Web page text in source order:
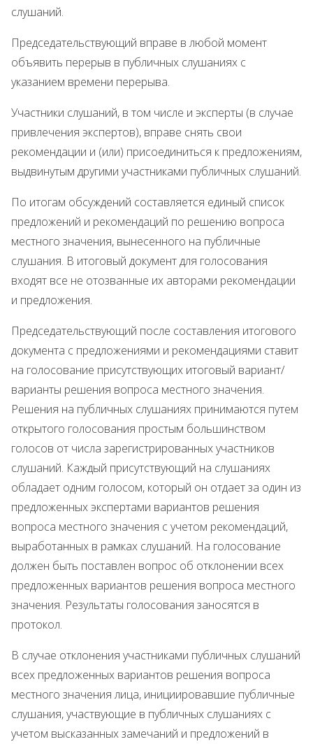
слушаний.
Председательствующий вправе в любой момент
объявить перерыв в публичных слушаниях с
указанием времени перерыва.
Участники слушаний, в том числе и эксперты (в случае
привлечения экспертов), вправе снять свои
рекомендации и (или) присоединиться к предложениям,
выдвинутым другими участниками публичных слушаний.
По итогам обсуждений составляется единый список
предложений и рекомендаций по решению вопроса
местного значения, вынесенного на публичные
слушания. В итоговый документ для голосования
входят все не отозванные их авторами рекомендации
и предложения.
Председательствующий после составления итогового
документа с предложениями и рекомендациями ставит
на голосование присутствующих итоговый вариант/
варианты решения вопроса местного значения.
Решения на публичных слушаниях принимаются путем
открытого голосования простым большинством
голосов от числа зарегистрированных участников
слушаний. Каждый присутствующий на слушаниях
обладает одним голосом, который он отдает за один из
предложенных экспертами вариантов решения
вопроса местного значения с учетом рекомендаций,
выработанных в рамках слушаний. На голосование
должен быть поставлен вопрос об отклонении всех
предложенных вариантов решения вопроса местного
значения. Результаты голосования заносятся в
протокол.
В случае отклонения участниками публичных слушаний
всех предложенных вариантов решения вопроса
местного значения лица, инициировавшие публичные
слушания, участвующие в публичных слушаниях с
учетом высказанных замечаний и предложений в